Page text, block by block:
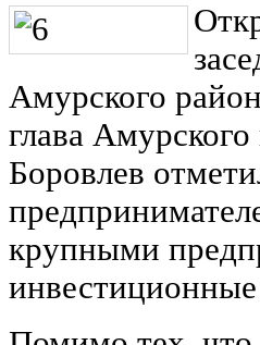
Амурского
глава
Боровлев
крупными